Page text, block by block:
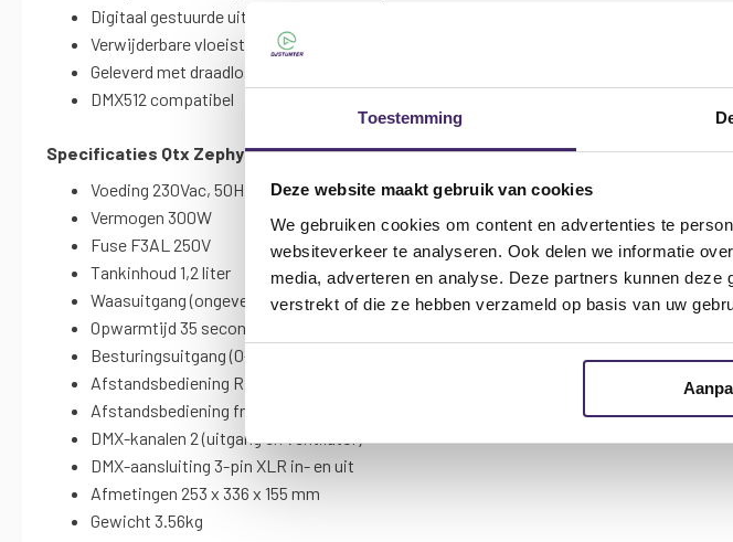
Toestemming
Deze website maakt gebruik van cookies
We gebruiken cookies om content en advertenties te
websiteverkeer te analyseren. Ook delen we informatie
media, adverteren en analyse. Deze partners kunnen
verstrekt of die ze hebben verzameld op basis van uw
Digitaal gestuurde uitvoersnelheid
Verwijderbare vloeistoftank
Geleverd met draadloze afstandsbediening
DMX512 compatibel
Specificaties Qtx Zephyr Haze Machine 300W met afstandsbediening:
Voeding 230Vac, 50Hz (IEC)
Vermogen 300W
Fuse F3AL 250V
Tankinhoud 1,2 liter
Waasuitgang (ongeveer) 3.000 CuFt (68 m) per minuut
Opwarmtijd 35 seconden (min.)
Besturingsuitgang (0-255), ventilatorsnelheid (0-255)
Afstandsbediening RF keyfob & ontvanger (5-pins DIN)
Afstandsbediening frequentie 433MHz
DMX-kanalen 2 (uitgang en ventilator)
DMX-aansluiting 3-pin XLR in- en uit
Afmetingen 253 x 336 x 155 mm
Gewicht 3.56kg